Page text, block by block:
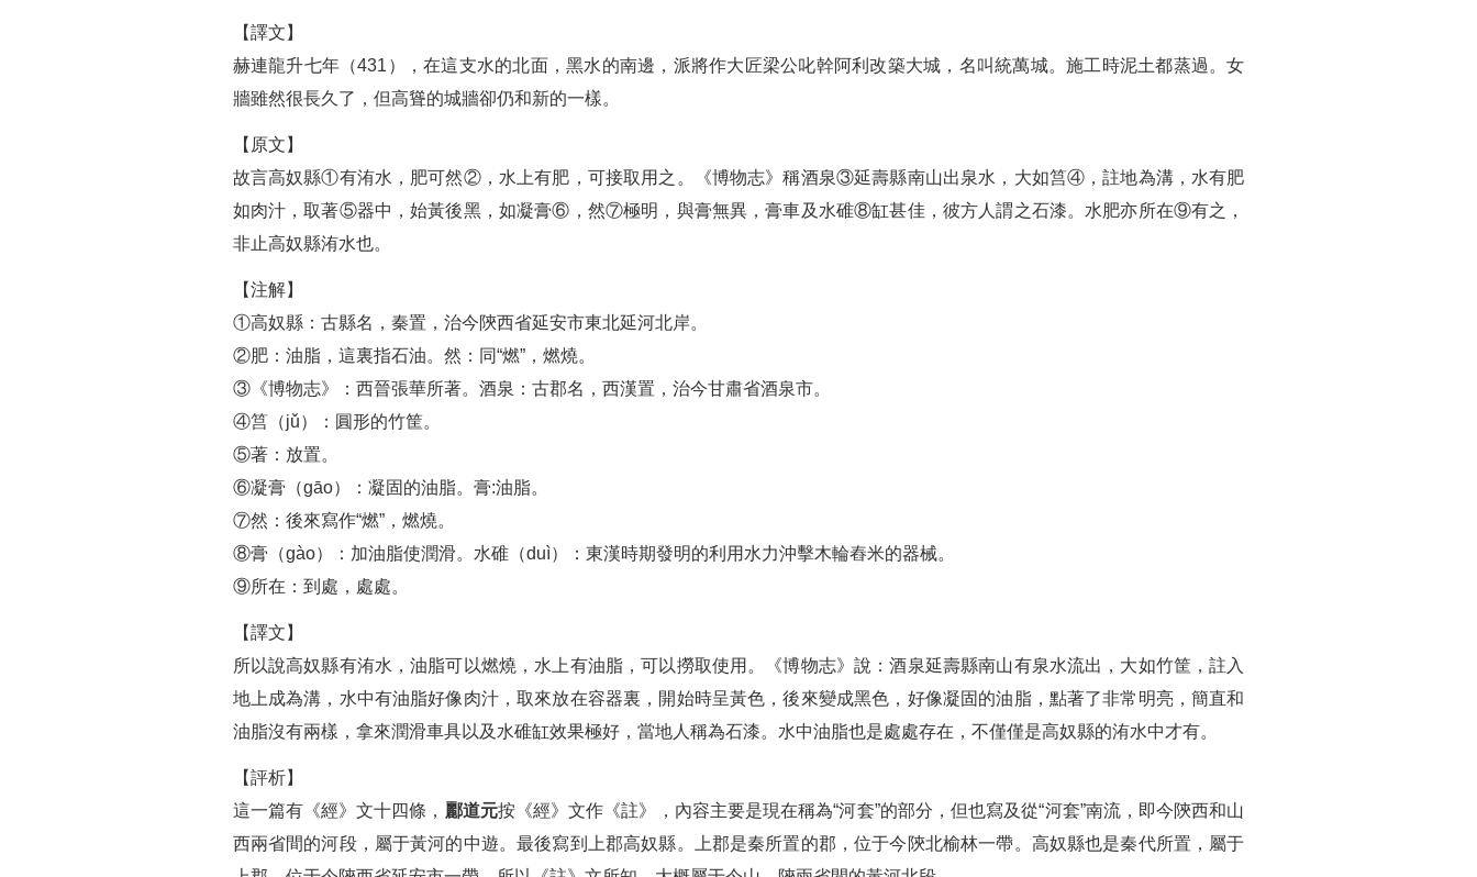
【譯文】
赫連龍升七年（431），在這支水的北面，黑水的南邊，派將作大匠梁公叱幹阿利改築大城，名叫統萬城。施工時泥土都蒸過。女
牆雖然很長久了，但高聳的城牆卻仍和新的一樣。
【原文】
故言高奴縣①有洧水，肥可然②，水上有肥，可接取用之。《博物志》稱酒泉③延壽縣南山出泉水，大如筥④，註地為溝，水有肥
如肉汁，取著⑤器中，始黃後黑，如凝膏⑥，然⑦極明，與膏無異，膏車及水碓⑧缸甚佳，彼方人謂之石漆。水肥亦所在⑨有之，
非止高奴縣洧水也。
【注解】
①高奴縣：古縣名，秦置，治今陝西省延安市東北延河北岸。
②肥：油脂，這裏指石油。然：同“燃”，燃燒。
③《博物志》：西晉張華所著。酒泉：古郡名，西漢置，治今甘肅省酒泉市。
④筥（jǔ）：圓形的竹筐。
⑤著：放置。
⑥凝膏（ɡāo）：凝固的油脂。膏:油脂。
⑦然：後來寫作“燃”，燃燒。
⑧膏（ɡào）：加油脂使潤滑。水碓（duì）：東漢時期發明的利用水力沖擊木輪舂米的器械。
⑨所在：到處，處處。
【譯文】
所以說高奴縣有洧水，油脂可以燃燒，水上有油脂，可以撈取使用。《博物志》說：酒泉延壽縣南山有泉水流出，大如竹筐，註入
地上成為溝，水中有油脂好像肉汁，取來放在容器裏，開始時呈黃色，後來變成黑色，好像凝固的油脂，點著了非常明亮，簡直和
油脂沒有兩樣，拿來潤滑車具以及水碓缸效果極好，當地人稱為石漆。水中油脂也是處處存在，不僅僅是高奴縣的洧水中才有。
【評析】
這一篇有《經》文十四條， 酈道元按《經》文作《註》，內容主要是現在稱為“河套”的部分，但也寫及從“河套”南流，即今陝西和山
西兩省間的河段，屬于黃河的中遊。最後寫到上郡高奴縣。上郡是秦所置的郡，位于今陝北榆林一帶。高奴縣也是秦代所置，屬于